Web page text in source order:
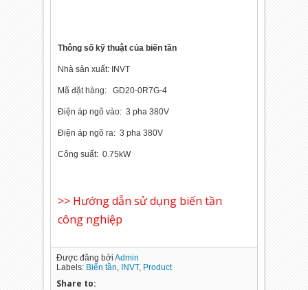
Thông số kỹ thuật của biến tần
Nhà sản xuất: INVT
Mã đặt hàng: GD20-0R7G-4
Điện áp ngõ vào: 3 pha 380V
Điện áp ngõ ra: 3 pha 380V
Công suất: 0.75kW
>> Hướng dẫn sử dụng biến tần
công nghiệp
Được đăng bởiAdmin
Labels: Biến tần, INVT, Product
Share to: